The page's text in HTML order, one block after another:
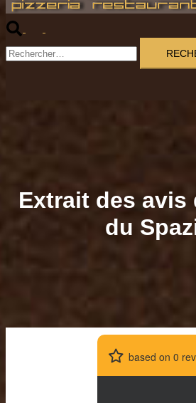
Rechercher
le
menu
Rechercher :
Extrait des avis
du